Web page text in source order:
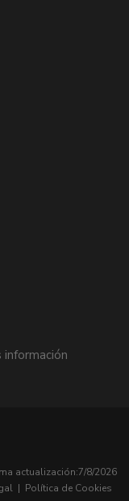
actualización:7/8/2026
| Política de Cookies